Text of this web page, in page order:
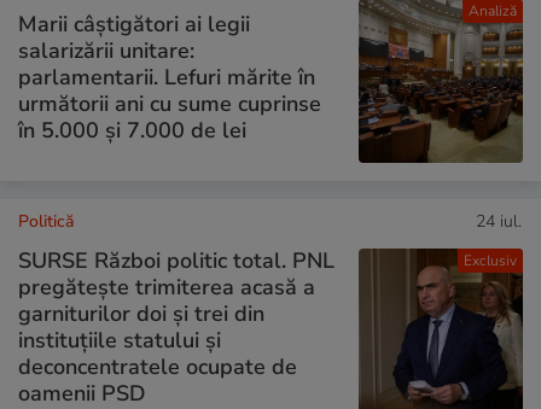
Analiză
Marii câștigători ai legii
salarizării unitare:
parlamentarii. Lefuri mărite în
următorii ani cu sume cuprinse
în 5.000 și 7.000 de lei
Exclusiv
Politică 24 iul.
SURSE Război politic total. PNL
pregătește trimiterea acasă a
garniturilor doi și trei din
instituțiile statului și
deconcentratele ocupate de
oamenii PSD